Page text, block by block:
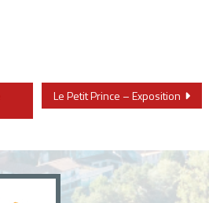
Le Petit Prince – Exposition